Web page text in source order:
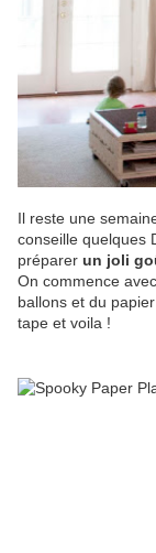
Il reste une
conseille quelques
préparer un joli
On commence
ballons et du
tape et voila !